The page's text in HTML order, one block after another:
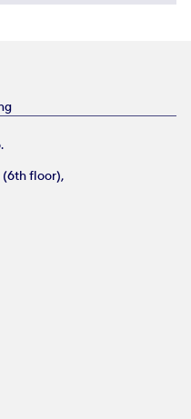
(6th floor),